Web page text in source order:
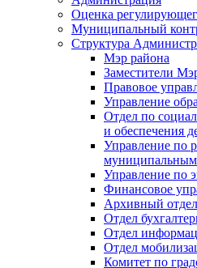
Оценка
Муниципальный
Структура
Мэр района
Заместители
Правовое
Управление
Отдел по
и обеспечения
Управление по
Управление по
Финансовое
Архивный отдел
Отдел
Отдел
Отдел
Комитет по